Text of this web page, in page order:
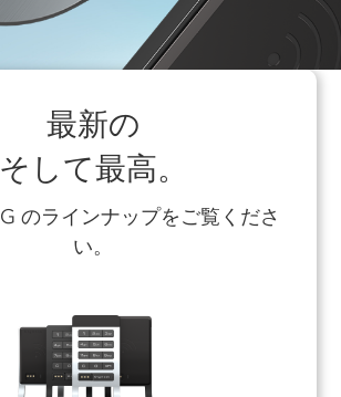
最新の
そして最高。
のラインナップをご覧くださ
い。